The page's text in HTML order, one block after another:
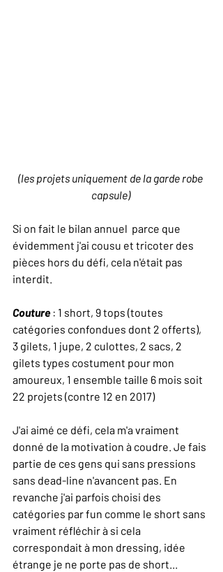
(les projets uniquement de la garde robe
capsule)
Si on fait le bilan annuel  parce que
évidemment j'ai cousu et tricoter des
pièces hors du défi, cela n'était pas
interdit.
Couture : 1 short, 9 tops (toutes
catégories confondues dont 2 offerts),
3 gilets, 1 jupe, 2 culottes, 2 sacs, 2
gilets types costument pour mon
amoureux, 1 ensemble taille 6 mois soit
22 projets (contre 12 en 2017)
J'ai aimé ce défi, cela m'a vraiment
donné de la motivation à coudre. Je fais
partie de ces gens qui sans pressions
sans dead-line n'avancent pas. En
revanche j'ai parfois choisi des
catégories par fun comme le short sans
vraiment réfléchir à si cela
correspondait à mon dressing, idée
étrange je ne porte pas de short...